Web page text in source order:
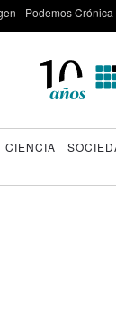
Podemos Crónica
CIENCIA